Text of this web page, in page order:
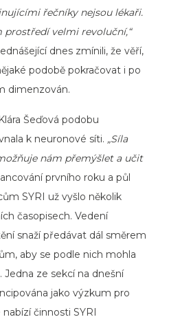
řečníky nejsou lékaři.
prostředí velmi revoluční,“
dnes zmínili, že věří,
podobě pokračovat i po
dimenzován.
Šeďová podobu
k neuronové síti. „Síla
nám přemýšlet a učit
prvního roku a půl
SYRI už vyšlo několik
časopisech. Vedení
snaží předávat dál směrem
aby se podle nich mohla
ze sekcí na dnešní
jako výzkum pro
činnosti SYRI